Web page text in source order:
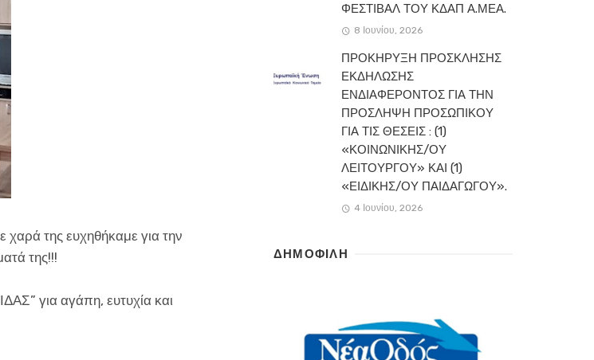
της ευχηθήκαμε για την
της!!!
για αγάπη, ευτυχία και
ΦΕΣΤΙΒΑΛ ΤΟΥ ΚΔΑΠ Α.ΜΕΑ.
8 Ιουνίου, 2026
ΠΡΟΚΗΡΥΞΗ ΠΡΟΣΚΛΗΣΗΣ
ΕΚΔΗΛΩΣΗΣ
ΕΝΔΙΑΦΕΡΟΝΤΟΣ ΓΙΑ ΤΗΝ
ΠΡΟΣΛΗΨΗ ΠΡΟΣΩΠΙΚΟΥ
ΓΙΑ ΤΙΣ ΘΕΣΕΙΣ : (1)
«ΚΟΙΝΩΝΙΚΗΣ/ΟΥ
ΛΕΙΤΟΥΡΓΟΥ» ΚΑΙ (1)
«ΕΙΔΙΚΗΣ/ΟΥ ΠΑΙΔΑΓΩΓΟΥ».
4 Ιουνίου, 2026
ΔΗΜΟΦΙΛΗ